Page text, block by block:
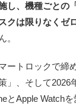
し、機種ごとの
クは限りなくゼ
。
ートロックで締
」、そして
とApple Watch